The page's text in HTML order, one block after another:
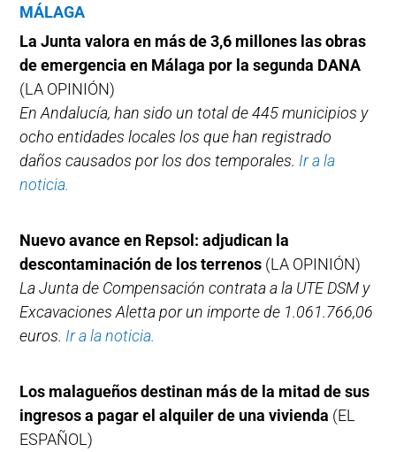
MÁLAGA
La Junta valora en más de 3,6 millones las obras
de emergencia en Málaga por la segunda DANA
(LA OPINIÓN)
En Andalucía, han sido un total de 445 municipios y
ocho entidades locales los que han registrado
daños causados por los dos temporales. Ir a la
noticia.
Nuevo avance en Repsol: adjudican la
descontaminación de los terrenos (LA OPINIÓN)
La Junta de Compensación contrata a la UTE DSM y
Excavaciones Aletta por un importe de 1.061.766,06
euros. Ir a la noticia.
Los malagueños destinan más de la mitad de sus
ingresos a pagar el alquiler de una vivienda (EL
ESPAÑOL)